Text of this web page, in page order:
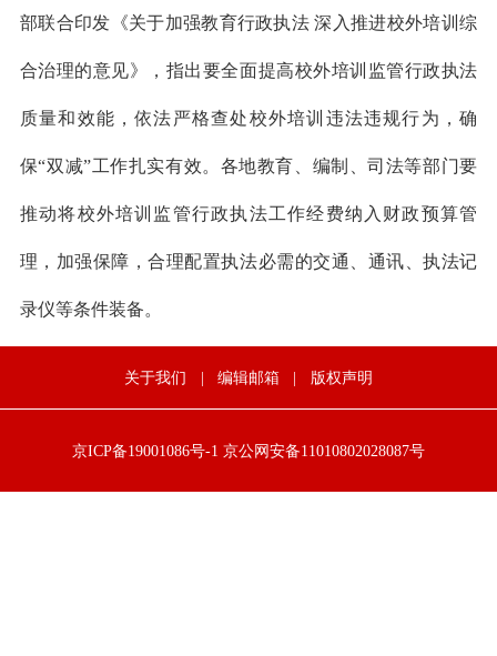
部联合印发《关于加强教育行政执法 深入推进校外培训综
合治理的意见》，指出要全面提高校外培训监管行政执法
质量和效能，依法严格查处校外培训违法违规行为，确
保“双减”工作扎实有效。各地教育、编制、司法等部门要
推动将校外培训监管行政执法工作经费纳入财政预算管
理，加强保障，合理配置执法必需的交通、通讯、执法记
录仪等条件装备。
关于我们 | 编辑邮箱 | 版权声明
京ICP备19001086号-1 京公网安备11010802028087号